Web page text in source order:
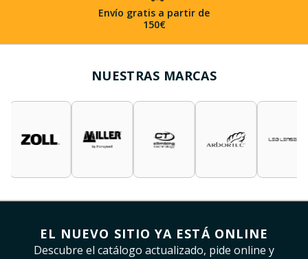
Envío gratis a partir de
150€
NUESTRAS MARCAS
EL NUEVO SITIO YA ESTÁ ONLINE
Descubre el catálogo actualizado, pide online y